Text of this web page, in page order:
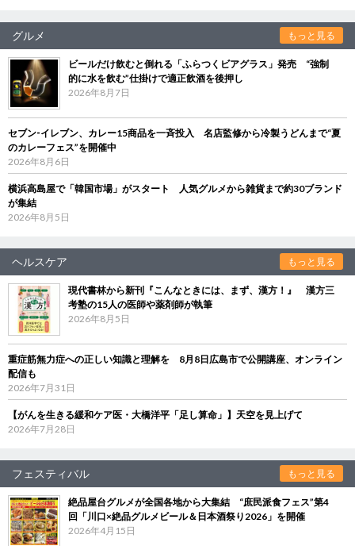
グルメ もっと見る
ビールだけ飲むと倒れる「ふらつくビアグラス」発売 “強制
的に水を飲む”仕掛けで適正飲酒を後押し
2026年8月7日
セブン‐イレブン、カレー15商品を一斉投入 名店監修から冷製うどんまで“夏
のカレーフェス”を開催中
2026年8月6日
横浜高島屋で「韓国市場」がスタート 人気グルメから雑貨まで約30ブランド
が集結
2026年8月5日
ヘルスケア もっと見る
現代書林から新刊『こんなときには、まず、漢方！』 漢方三
考塾の15人の医師や薬剤師が執筆
2026年8月5日
重症筋無力症への正しい知識と理解を 8月8日広島市で公開講座、オンライン
配信も
2026年7月31日
【がんを生きる緩和ケア医・大橋洋平「足し算命」】天空を見上げて
2026年7月28日
フェスティバル もっと見る
絶品屋台グルメが全国各地から大集結 “庶民派食フェス”第4
回「川口×絶品グルメビール＆日本酒祭り2026」を開催
2026年4月15日